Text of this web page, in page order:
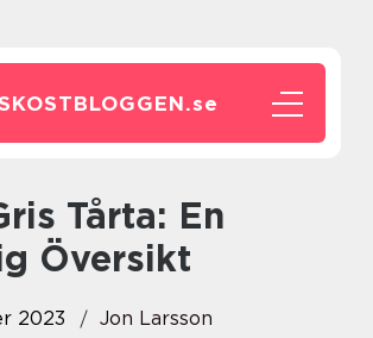
se
Översikt
2023
Jon Larsson